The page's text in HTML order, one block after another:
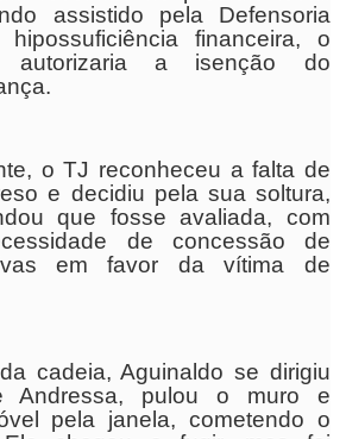
assistido pela Defensoria
hipossuficiência financeira, o
autorizaria a isenção do
o TJ reconheceu a falta de
e decidiu pela sua soltura,
que fosse avaliada, com
de concessão de
em favor da vítima de
cadeia, Aguinaldo se dirigiu
pulou o muro e
pela janela, cometendo o